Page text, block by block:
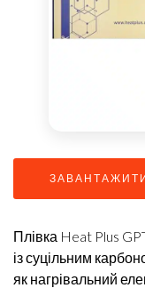
Плівка Heat Plus
із суцільним
як нагрівальний